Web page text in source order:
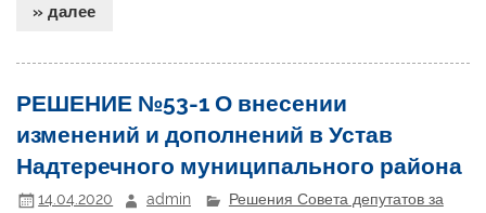
» далее
РЕШЕНИЕ №53-1 О внесении
изменений и дополнений в Устав
Надтеречного муниципального района
14.04.2020 admin
Решения Совета депутатов за